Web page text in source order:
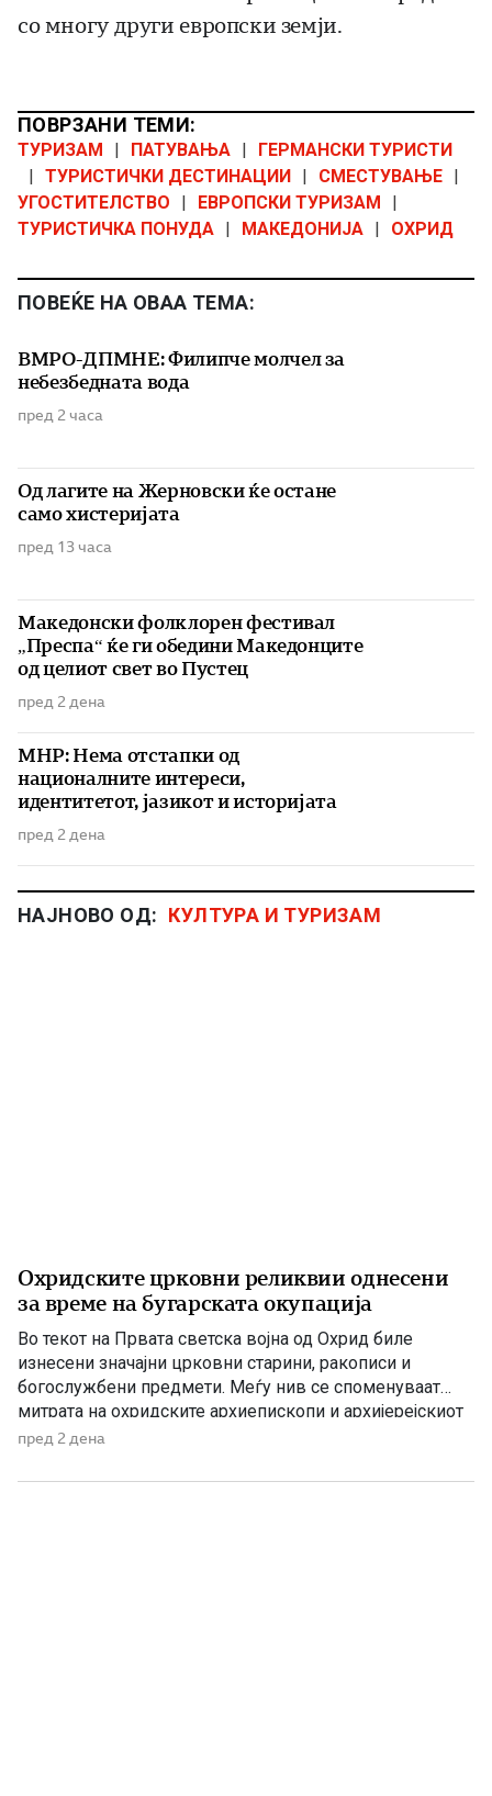
со многу други европски земји.
ПОВРЗАНИ ТЕМИ:
ТУРИЗАМ ПАТУВАЊА
ГЕРМАНСКИ ТУРИСТИ
ТУРИСТИЧКИ ДЕСТИНАЦИИ СМЕСТУВАЊЕ
УГОСТИТЕЛСТВО
ЕВРОПСКИ ТУРИЗАМ
ТУРИСТИЧКА ПОНУДА
МАКЕДОНИЈА ОХРИД
ПОВЕЌЕ НА ОВАА ТЕМА:
ВМРО-ДПМНЕ: Филипче молчел за
небезбедната вода
пред 2 часа
Од лагите на Жерновски ќе остане
само хистеријата
пред 13 часа
Македонски фолклорен фестивал
„Преспа“ ќе ги обедини Македонците
од целиот свет во Пустец
пред 2 дена
МНР: Нема отстапки од
националните интереси,
идентитетот, јазикот и историјата
пред 2 дена
НАЈНОВО ОД: КУЛТУРА И ТУРИЗАМ
Охридските црковни реликвии однесени
за време на бугарската окупација
Во текот на Првата светска војна од Охрид биле
изнесени значајни црковни старини, ракописи и
богослужбени предмети. Меѓу нив се споменуваат
митрата на охридските архиепископи и архијерејскиот
жезол. По Букурешкиот мировен договор од 1913
држави, а Вардарскиот дел потпаднал под власта на
пред 2 дена